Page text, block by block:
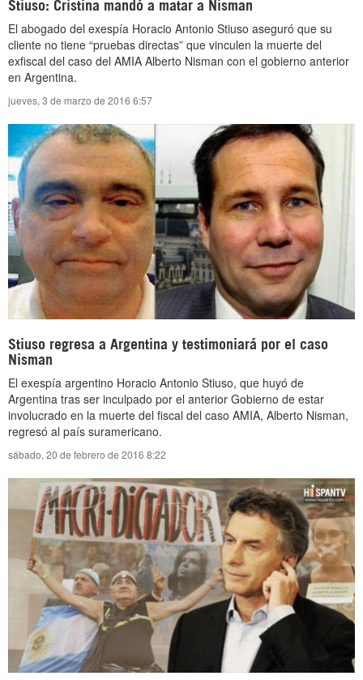
Stiuso: Cristina mandó a matar a Nisman
El abogado del exespía Horacio Antonio Stiuso aseguró que su
cliente no tiene “pruebas directas” que vinculen la muerte del
exfiscal del caso del AMIA Alberto Nisman con el gobierno anterior
en Argentina.
jueves, 3 de marzo de 2016 6:57
Stiuso regresa a Argentina y testimoniará por el caso
Nisman
El exespía argentino Horacio Antonio Stiuso, que huyó de
Argentina tras ser inculpado por el anterior Gobierno de estar
involucrado en la muerte del fiscal del caso AMIA, Alberto Nisman,
regresó al país suramericano.
sábado, 20 de febrero de 2016 8:22